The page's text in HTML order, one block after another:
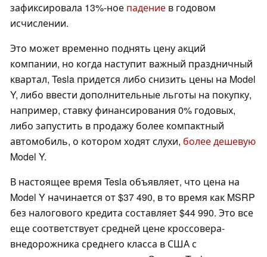
зафиксировала 13%-ное падение в годовом
исчислении.
Это может временно поднять цену акций
компании, но когда наступит важный праздничный
квартал, Tesla придется либо снизить цены на Model
Y, либо ввести дополнительные льготы на покупку,
например, ставку финансирования 0% годовых,
либо запустить в продажу более компактный
автомобиль, о котором ходят слухи, более дешевую
Model Y.
В настоящее время Tesla объявляет, что цена на
Model Y начинается от $37 490, в то время как MSRP
без налогового кредита составляет $44 990. Это все
еще соответствует средней цене кроссовера-
внедорожника среднего класса в США с